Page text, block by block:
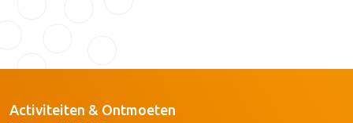
Activiteiten & Ontmoeten